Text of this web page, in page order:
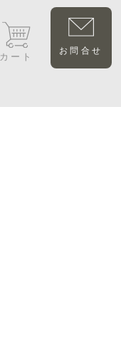
カート
お問合せ